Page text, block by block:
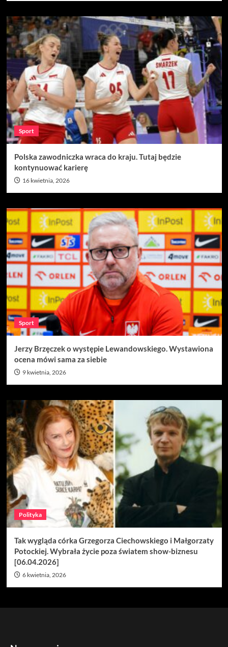
Sport
Polska zawodniczka wraca do kraju. Tutaj będzie
kontynuować karierę
16 kwietnia, 2026
Sport
Jerzy Brzęczek o występie Lewandowskiego. Wystawiona
ocena mówi sama za siebie
9 kwietnia, 2026
Polityka
Tak wygląda córka Grzegorza Ciechowskiego i Małgorzaty
Potockiej. Wybrała życie poza światem show-biznesu
[06.04.2026]
6 kwietnia, 2026